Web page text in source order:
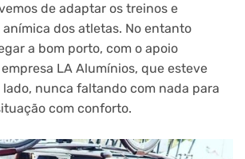
de adaptar os treinos e
dos atletas. No entanto
a bom porto, com o apoio
LA Alumínios, que esteve
lado, nunca faltando com nada para
com conforto.